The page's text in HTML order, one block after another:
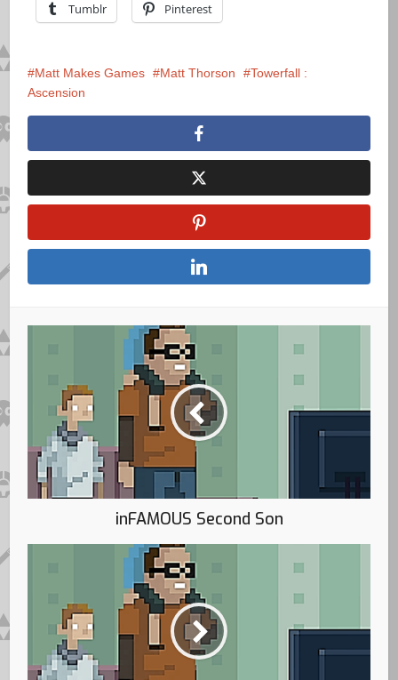
Tumblr Pinterest
Matt Makes Games Matt Thorson
Towerfall :
Ascension
inFAMOUS Second Son